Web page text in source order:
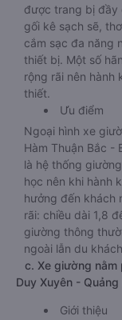
được trang bị đầy
gối kê sạch sẽ,
cắm sạc đa năng
thiết bị. Một số
rộng rãi nên hành
thiết.
Ưu điểm
Ngoại hình xe
Hàm Thuận Bắc -
là hệ thống
học nên khi hành
hưởng đến khách
rãi: chiều dài 1,8
giường thông
ngoài lẫn du
c. Xe giường nằm
Duy Xuyên - Quảng
Giới thiệu